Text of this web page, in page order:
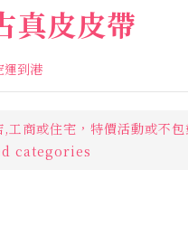
真皮皮帶
到港
工商或住宅，特價活動或不包
categories